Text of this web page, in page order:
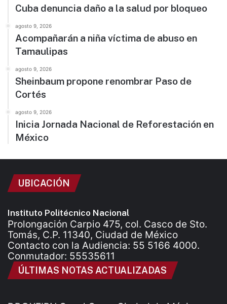
Cuba denuncia daño a la salud por bloqueo
agosto 9, 2026
Acompañarán a niña víctima de abuso en
Tamaulipas
agosto 9, 2026
Sheinbaum propone renombrar Paso de
Cortés
agosto 9, 2026
Inicia Jornada Nacional de Reforestación en
México
UBICACIÓN
Instituto Politécnico Nacional
Prolongación Carpio 475, col. Casco de Sto.
Tomás, C.P. 11340, Ciudad de México
Contacto con la Audiencia: 55 5166 4000.
Conmutador: 55535611
ÚLTIMAS NOTAS ACTUALIZADAS